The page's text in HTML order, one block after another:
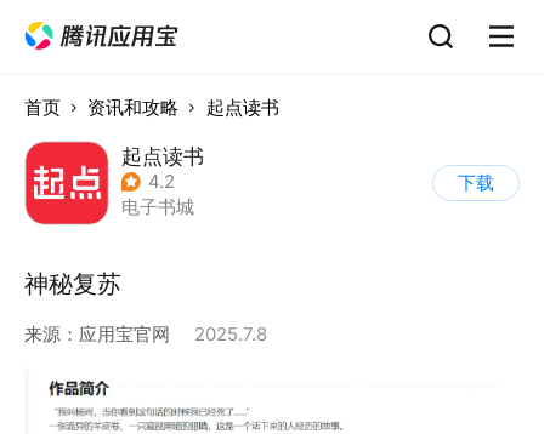
首页 资讯和攻略 起点读书
起点读书
4.2
电子书城
下载
神秘复苏
来源： 应用宝官网 2025.7.8